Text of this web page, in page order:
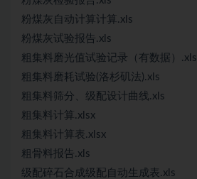
粉煤灰自动计算计算.xls
粉煤灰试验报告.xls
粗集料磨光值试验记录（有数据）.xls
粗集料磨耗试验(洛杉矶法).xls
粗集料筛分、级配设计曲线.xls
粗集料计算.xlsx
粗集料计算表.xlsx
粗骨料报告.xls
级配碎石合成级配自动生成表.xls